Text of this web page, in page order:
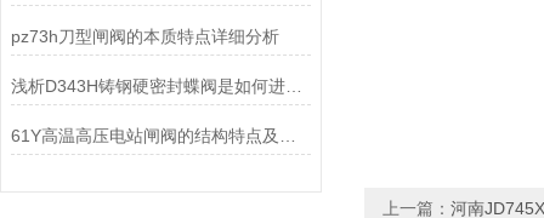
pz73h刀型闸阀的本质特点详细分析
浅析D343H铸钢硬密封蝶阀是如何进行工作的
上一篇： 河南